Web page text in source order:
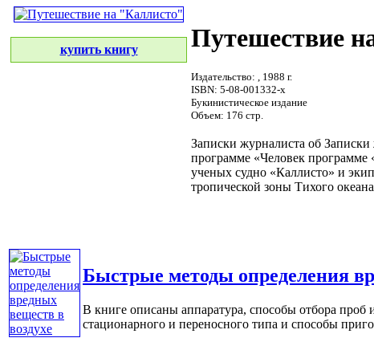
купить книгу Путешествие
Издательство:
, 1988 г.
ISBN: 5-08-001332-x
Букинистическое издание
Объем: 176 стр.
Записки журналиста об Записки
программе «Человек программе
ученых судно «Каллисто» и
тропической зоны Тихого океана
Быстрые методы определения
В книге описаны аппаратура, способы отбора
стационарного и переносного типа и способы